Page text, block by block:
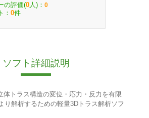
の評価(0 人)： 0
： 0件
ソフト詳細説明
体トラス構造の変位・応力・反力を有限
り解析するための軽量3Dトラス解析ソフ